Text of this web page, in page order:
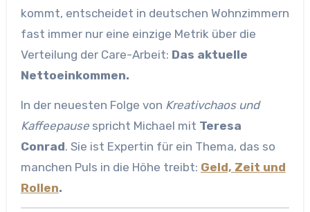
kommt, entscheidet in deutschen Wohnzimmern
fast immer nur eine einzige Metrik über die
Verteilung der Care-Arbeit: Das aktuelle
Nettoeinkommen.
In der neuesten Folge von Kreativchaos und
Kaffeepausespricht Michael mit Teresa
Conrad. Sie ist Expertin für ein Thema, das so
manchen Puls in die Höhe treibt: Geld, Zeit und
Rollen.